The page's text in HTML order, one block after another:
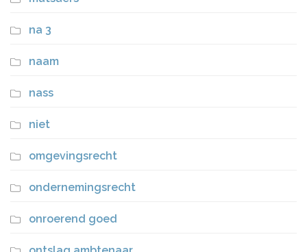
na 3
naam
nass
niet
omgevingsrecht
ondernemingsrecht
onroerend goed